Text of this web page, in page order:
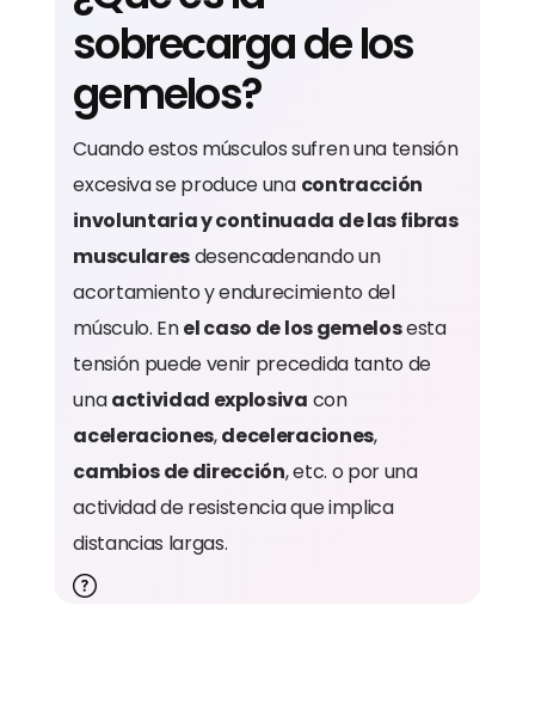
sobrecarga de los
gemelos?
Cuando estos músculos sufren una tensión
excesiva se produce una contracción
involuntaria y continuada de las fibras
muscularesdesencadenando un
acortamiento y endurecimiento del
músculo. Enel caso de los gemelosesta
tensión puede venir precedida tanto de
unaactividad explosiva con
aceleraciones,deceleraciones,
cambios de dirección, etc. o por una
actividad de resistencia que implica
distancias largas.